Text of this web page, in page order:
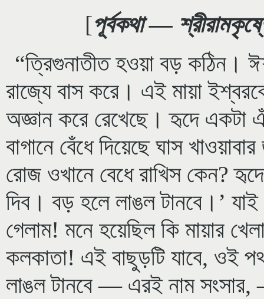
[পূর্বকথা —
“ত্রিগুনাতীত হওয়া বড় কঠিন।
রাজ্যে বাস করে। এই মায়া
অজ্ঞান করে রেখেছে। হৃদে একটা
বাগানে বেঁধে দিয়েছে ঘাস
রোজ ওখানে বেধে রাখিস কেন?
দিব। বড় হলে লাঙল টানবে।’
গেলাম! মনে হয়েছিল কি মায়ার
কলকাতা! এই বাছুড়টি যাবে, ওই
লাঙল টানবে — এরই নাম